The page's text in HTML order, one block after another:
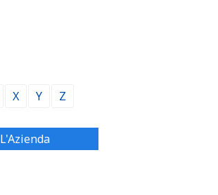
X Y Z
L'Azienda